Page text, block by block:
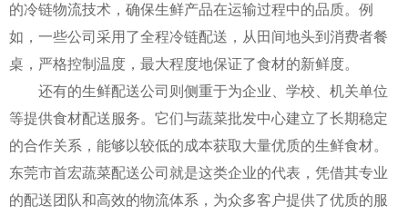
的冷链物流技术，确保生鲜产品在运输过程中的品质。例
如，一些公司采用了全程冷链配送，从田间地头到消费者餐
桌，严格控制温度，最大程度地保证了食材的新鲜度。
还有的生鲜配送公司则侧重于为企业、学校、机关单位
等提供食材配送服务。它们与蔬菜批发中心建立了长期稳定
的合作关系，能够以较低的成本获取大量优质的生鲜食材。
东莞市首宏蔬菜配送公司就是这类企业的代表，凭借其专业
的配送团队和高效的物流体系，为众多客户提供了优质的服